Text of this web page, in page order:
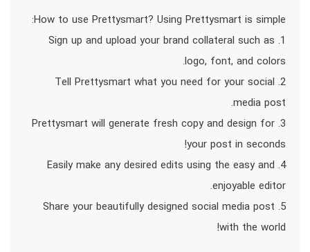
How to use Prettysmart? Using Prettysmart is simple:
1. Sign up and upload your brand collateral such as
logo, font, and colors.
2. Tell Prettysmart what you need for your social
media post.
3. Prettysmart will generate fresh copy and design for
your post in seconds!
4. Easily make any desired edits using the easy and
enjoyable editor.
5. Share your beautifully designed social media post
with the world!